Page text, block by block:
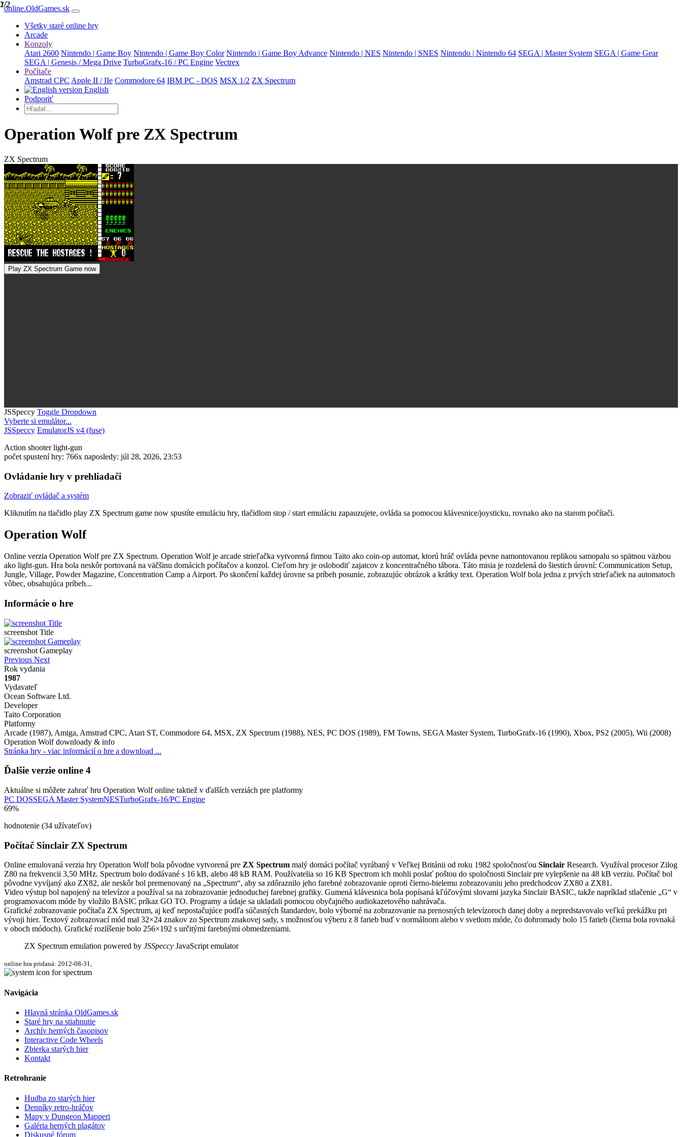
online.OldGames.sk
Všetky staré online hry
Arcade
Konzoly
Atari 2600 Nintendo | Game Boy Nintendo | Game Boy Color Nintendo | Game Boy Advance Nintendo | NES Nintendo | SNES Nintendo | Nintendo 64 SEGA | Master System SEGA | Game Gear
SEGA | Genesis / Mega Drive TurboGrafx-16 / PC Engine Vectrex
Počítače
Amstrad CPC Apple II / IIe Commodore 64 IBM PC - DOS MSX 1/2 ZX Spectrum
English
Podporiť
Operation Wolf pre ZX Spectrum
ZX Spectrum
Play ZX Spectrum Game now
JSSpeccy Toggle Dropdown
Vyberte si emulátor...
JSSpeccy EmulatorJS v4 (fuse)
Action shooterlight-gun
počet spustení hry: 766x naposledy: júl 28, 2026, 23:53
Ovládanie hry v prehliadači
Zobraziť ovládač a systém
Kliknutím na tlačidlo play ZX Spectrum game now spustíte emuláciu hry, tlačidlom stop / start emuláciu zapauzujete, ovláda sa pomocou klávesnice/joysticku, rovnako ako na starom počítači.
Operation Wolf
Online verzia Operation Wolf pre ZX Spectrum. Operation Wolf je arcade strieľačka vytvorená firmou Taito ako coin-op automat, ktorú hráč ovláda pevne namontovanou replikou samopalu so spätnou väzbou
ako light-gun. Hra bola neskôr portovaná na väčšinu domácich počítačov a konzol. Cieľom hry je oslobodiť zajatcov z koncentračného tábora. Táto misia je rozdelená do šiestich úrovní: Communication Setup,
Jungle, Village, Powder Magazine, Concentration Camp a Airport. Po skončení každej úrovne sa príbeh posunie, zobrazujúc obrázok a krátky text. Operation Wolf bola jedna z prvých strieľačiek na automatoch
vôbec, obsahujúca príbeh...
Informácie o hre
1/2
screenshot Title
2/2
screenshot Gameplay
Previous Next
Rok vydania
1987
Vydavateľ
Ocean Software Ltd.
Developer
Taito Corporation
Platformy
Arcade (1987), Amiga, Amstrad CPC, Atari ST, Commodore 64, MSX, ZX Spectrum (1988), NES, PC DOS (1989), FM Towns, SEGA Master System, TurboGrafx-16 (1990), Xbox, PS2 (2005), Wii (2008)
Operation Wolf downloady & info
Stránka hry - viac informácií o hre a download ...
Ďalšie verzie online 4
Aktuálne si môžete zahrať hru Operation Wolf online taktiež v ďalších verziách pre platformy
PC DOSSEGA Master SystemNESTurboGrafx-16/PC Engine
69%
hodnotenie (34 užívateľov)
Počítač Sinclair ZX Spectrum
Online emulovaná verzia hry Operation Wolfbola pôvodne vytvorená pre ZX Spectrum malý domáci počítač vyrábaný v Veľkej Británii od roku 1982 spoločnosťou Sinclair Research. Využíval procesor Zilog
Z80 na frekvencii 3,50 MHz. Spectrum bolo dodávané s 16 kB, alebo 48 kB RAM. Používatelia so 16 KB Spectrom ich mohli poslať poštou do spoločnosti Sinclair pre vylepšenie na 48 kB verziu. Počítač bol
pôvodne vyvíjaný ako ZX82, ale neskôr bol premenovaný na „Spectrum“, aby sa zdôraznilo jeho farebné zobrazovanie oproti čierno-bielemu zobrazovaniu jeho predchodcov ZX80 a ZX81.
Video výstup bol napojený na televízor a používal sa na zobrazovanie jednoduchej farebnej grafiky. Gumená klávesnica bola popísaná kľúčovými slovami jazyka Sinclair BASIC, takže napríklad stlačenie „G“ v
programovacom móde by vložilo BASIC príkaz GO TO. Programy a údaje sa ukladali pomocou obyčajného audiokazetového nahrávača.
Grafické zobrazovanie počítača ZX Spectrum, aj keď nepostačujúce podľa súčasných štandardov, bolo výborné na zobrazovanie na prenosných televízoroch danej doby a nepredstavovalo veľkú prekážku pri
vývoji hier. Textový zobrazovací mód mal 32×24 znakov zo Spectrum znakovej sady, s možnosťou výberu z 8 farieb buď v normálnom alebo v svetlom móde, čo dohromady bolo 15 farieb (čierna bola rovnaká
v oboch módoch). Grafické rozlíšenie bolo 256×192 s určitými farebnými obmedzeniami.
ZX Spectrum emulation powered by JSSpeccy JavaScript emulator
online hra pridaná: 2012-08-31,
Navigácia
Hlavná stránka OldGames.sk
Staré hry na stiahnutie
Archív herných časopisov
Interactive Code Wheels
Zbierka starých hier
Kontakt
Retrohranie
Hudba zo starých hier
Denníky retro-hráčov
Mapy v Dungeon Mapperi
Galéria herných plagátov
Diskusné fórum